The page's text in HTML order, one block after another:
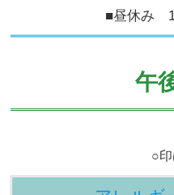
■昼休み
午
○